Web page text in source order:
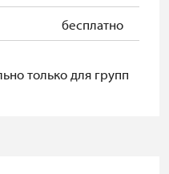
бесплатно
только для групп